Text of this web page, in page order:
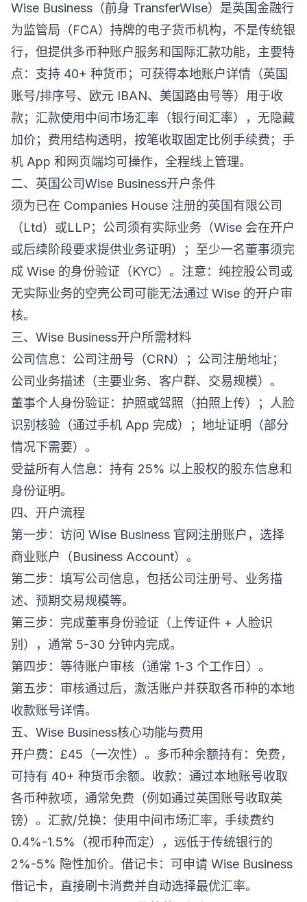
Wise Business（前身 TransferWise）是英国金融行
为监管局（FCA）持牌的电子货币机构，不是传统银
行，但提供多币种账户服务和国际汇款功能，主要特
点：支持 40+ 种货币；可获得本地账户详情（英国
账号/排序号、欧元 IBAN、美国路由号等）用于收
款；汇款使用中间市场汇率（银行间汇率），无隐藏
加价；费用结构透明，按笔收取固定比例手续费；手
机 App 和网页端均可操作，全程线上管理。
二、英国公司Wise Business开户条件
须为已在 Companies House 注册的英国有限公司
（Ltd）或LLP；公司须有实际业务（Wise 会在开户
或后续阶段要求提供业务证明）；至少一名董事须完
成 Wise 的身份验证（KYC）。注意：纯控股公司或
无实际业务的空壳公司可能无法通过 Wise 的开户审
核。
三、Wise Business开户所需材料
公司信息：公司注册号（CRN）；公司注册地址；
公司业务描述（主要业务、客户群、交易规模）。
董事个人身份验证：护照或驾照（拍照上传）；人脸
识别核验（通过手机 App 完成）；地址证明（部分
情况下需要）。
受益所有人信息：持有 25% 以上股权的股东信息和
身份证明。
四、开户流程
第一步：访问 Wise Business 官网注册账户，选择
商业账户（Business Account）。
第二步：填写公司信息，包括公司注册号、业务描
述、预期交易规模等。
第三步：完成董事身份验证（上传证件 + 人脸识
别），通常 5-30 分钟内完成。
第四步：等待账户审核（通常 1-3 个工作日）。
第五步：审核通过后，激活账户并获取各币种的本地
收款账号详情。
五、Wise Business核心功能与费用
开户费：£45（一次性）。多币种余额持有：免费，
可持有 40+ 种货币余额。收款：通过本地账号收取
各币种款项，通常免费（例如通过英国账号收取英
镑）。汇款/兑换：使用中间市场汇率，手续费约
0.4%-1.5%（视币种而定），远低于传统银行的
2%-5% 隐性加价。借记卡：可申请 Wise Business
借记卡，直接刷卡消费并自动选择最优汇率。